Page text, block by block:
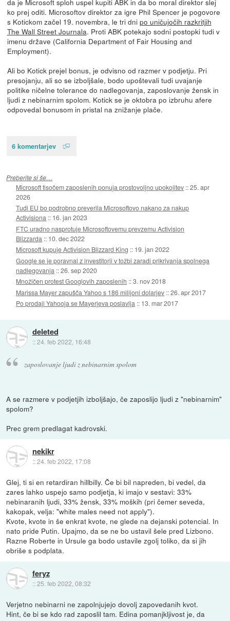
ko prej oditi. Microsoftov direktor za igre Phil Spencer je pogovore
s Kotickom začel 19. novembra, le tri dni po uničujočih razkritjih
The Wall Street Journala. Proti ABK potekajo sodni postopki tudi v
imenu države (California Department of Fair Housing and
Employment).
Ali bo Kotick prejel bonus, je odvisno od razmer v podjetju. Pri
presojanju, ali so se izboljšale, bodo upoštevali tudi uvajanje
politike ničelne tolerance do nadlegovanja, zaposlovanje žensk in
ljudi z nebinarnim spolom. Kotick se je oktobra po izbruhu afere
odpovedal bonusom in pristal na znižanje plače.
6 komentarjev
Preberite si še…
Microsoft tisočem zaposlenih ponuja prostovoljno upokojitev ::25. apr
2026
Tudi EU bo podrobno preverila Microsoftovo nakano za nakup
Activisiona :: 16. jan 2023
FTC uradno nasprotuje Microsoftovemu prevzemu Activision
Blizzarda :: 10. dec 2022
Microsoft kupuje Activision Blizzard King :: 19. jan 2022
Google se je poravnal z investitorji v tožbi zaradi prikrivanja spolnega
nadlegovanja ::26. sep 2020
Množičen protest Googlovih zaposlenih ::3. nov 2018
Marissa Mayer zapušča Yahoo s 186 milijoni dolarjev ::26. apr 2017
Po prodaji Yahooja se Mayerjeva poslavlja :: 13. mar 2017
deleted
::24. feb 2022, 16:48
zaposlovanje ljudi z nebinarnim spolom
A se razmere v podjetjih izboljšajo, če zaposlijo ljudi z "nebinarnim"
spolom?
Prec grem predlagat kadrovski.
nekikr
::24. feb 2022, 17:08
Glej, ti si en retardiran hillbilly. Če bi bil napreden, bi vedel, da
zares lahko uspejo samo podjetja, ki imajo v sestavi: 33%
nebinaranih ljudi, 33% žensk, 33% moških (pri čemer seveda,
kakopak, velja: "white males need not apply").
Kvote, kvote in še enkrat kvote, ne glede na dejanski potencial. In
nato pride Putin. Upajmo, da se ne bo ustavil šele pred Lizbono.
Razne Roberte in Ursule ga bodo ustavile zgolj toliko, da si jih
obriše s podplata.
feryz
::25. feb 2022, 08:32
Verjetno nebinarni ne zapolnjujejo dovolj zapovedanih kvot.
Hint, če bi se kdo rad zaposlil tam. Edina pomanjkljivost je, da